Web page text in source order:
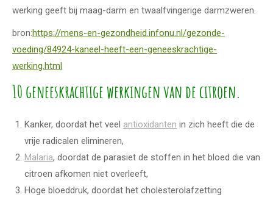
werking geeft bij maag-darm en twaalfvingerige darmzweren.
bron:https://mens-en-gezondheid.infonu.nl/gezonde-
voeding/84924-kaneel-heeft-een-geneeskrachtige-
werking.html
10 geneeskrachtige werkingen van de citroen.
Kanker, doordat het veel antioxidanten in zich heeft die de
vrije radicalen elimineren,
Malaria, doordat de parasiet de stoffen in het bloed die van
citroen afkomen niet overleeft,
Hoge bloeddruk, doordat het cholesterolafzetting